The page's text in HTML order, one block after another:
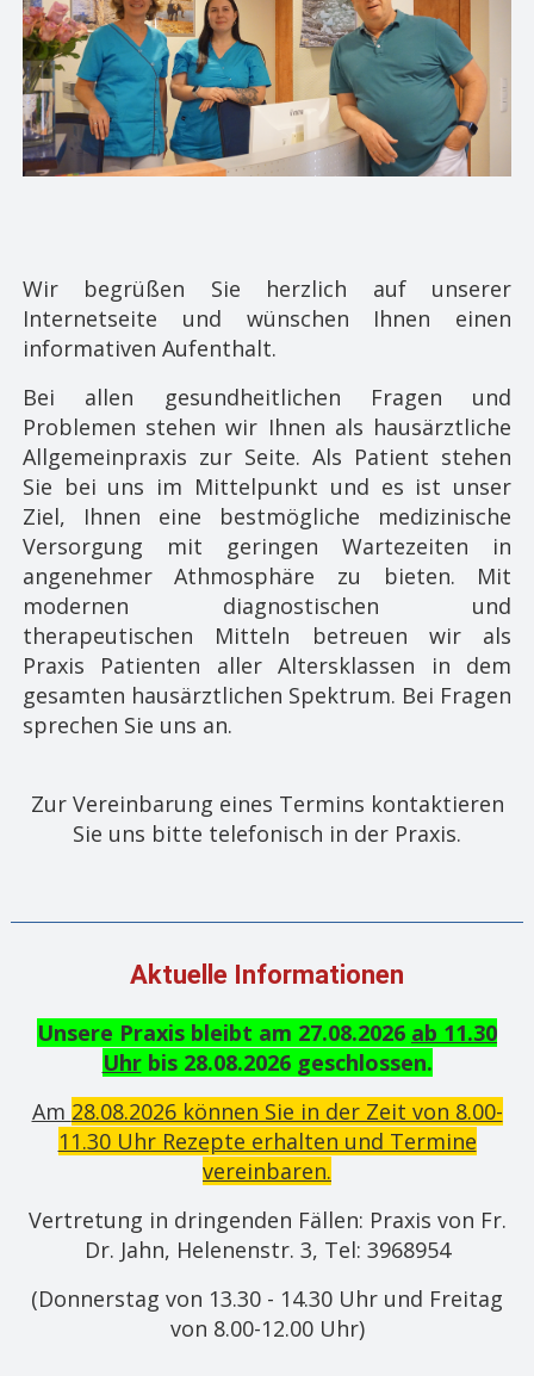
Wir begrüßen Sie herzlich auf unserer
Internetseite und wünschen Ihnen einen
informativen Aufenthalt.
Bei allen gesundheitlichen Fragen und
Problemen stehen wir Ihnen als hausärztliche
Allgemeinpraxis zur Seite. Als Patient stehen
Sie bei uns im Mittelpunkt und es ist unser
Ziel, Ihnen eine bestmögliche medizinische
Versorgung mit geringen Wartezeiten in
angenehmer Athmosphäre zu bieten. ​Mit
modernen diagnostischen und
therapeutischen Mitteln betreuen wir als
Praxis Patienten aller Altersklassen in dem
gesamten hausärztlichen Spektrum. Bei Fragen
sprechen Sie uns an.
Zur Vereinbarung eines Termins kontaktieren
Sie uns bitte telefonisch in der Praxis.
Aktuelle Informationen
Unsere Praxis bleibt am 27.08.2026 ab 11.30
Uhrbis 28.08.2026 geschlossen.
Am 28.08.2026 können Sie in der Zeit von 8.00-
11.30 Uhr Rezepte erhalten und Termine
vereinbaren.
Vertretung in dringenden Fällen: Praxis von Fr.
Dr. Jahn, Helenenstr. 3, Tel: 3968954
(Donnerstag von 13.30 - 14.30 Uhr und Freitag
von 8.00-12.00 Uhr)